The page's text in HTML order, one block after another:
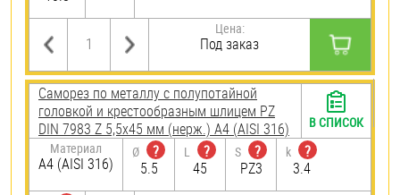
Цена:
Под заказ
Саморез по металлу с полупотайной
головкой и крестообразным шлицем PZ
DIN 7983 Z 5,5х45 мм (нерж.) A4 (AISI 316)
Материал
A4 (AISI 316)
Ø
?
5.5
L
?
45
S
?
PZ3
k
?
3.4
В СПИСОК